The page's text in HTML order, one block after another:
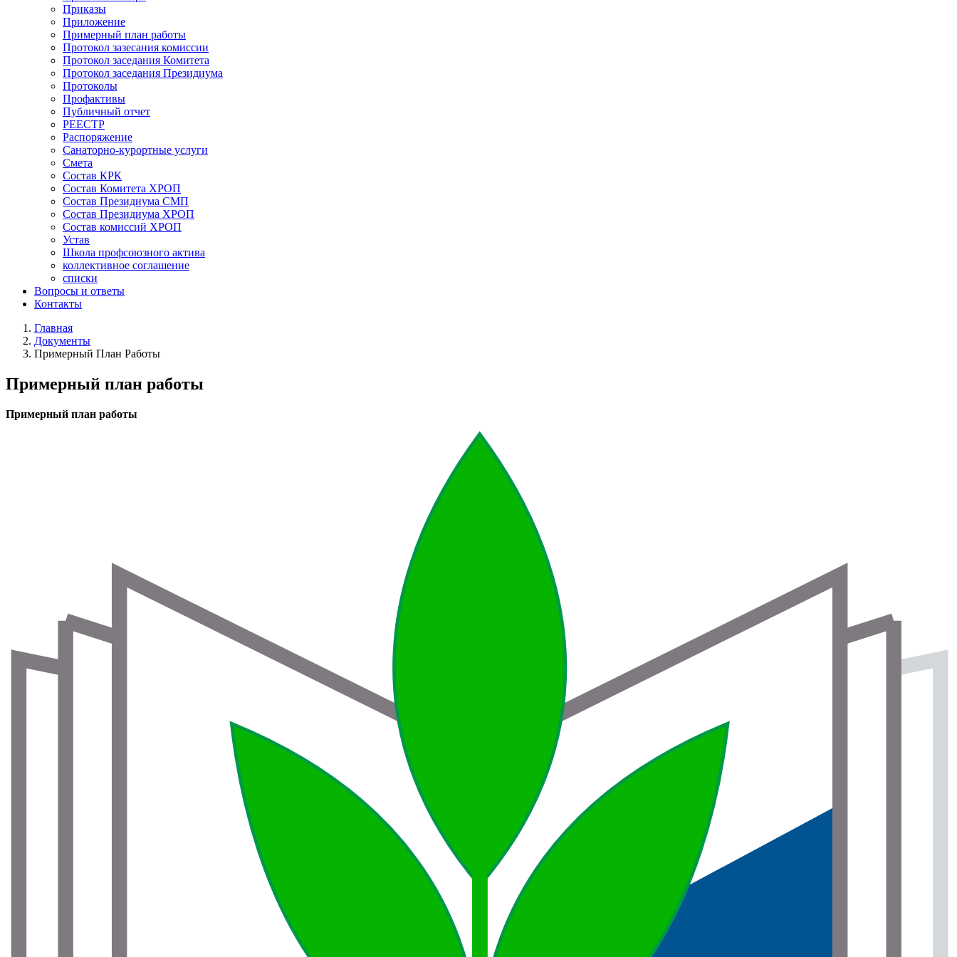
Приказы
Приложение
Примерный план работы
Протокол зазесания комиссии
Протокол заседания Комитета
Протокол заседания Президиума
Протоколы
Профактивы
Публичный отчет
РЕЕСТР
Распоряжение
Санаторно-курортные услуги
Смета
Состав КРК
Состав Комитета ХРОП
Состав Президиума СМП
Состав Президиума ХРОП
Состав комиссий ХРОП
Устав
Школа профсоюзного актива
коллективное соглашение
списки
Вопросы и ответы
Контакты
Строка
навигации
Главная
Документы
Примерный План Работы
Примерный план работы
Примерный план работы